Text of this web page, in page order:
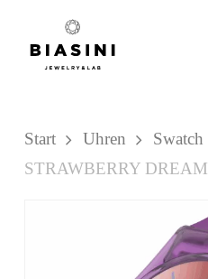
Einkaufswagen
Start Uhren Swatch
STRAWBERRY DREAM